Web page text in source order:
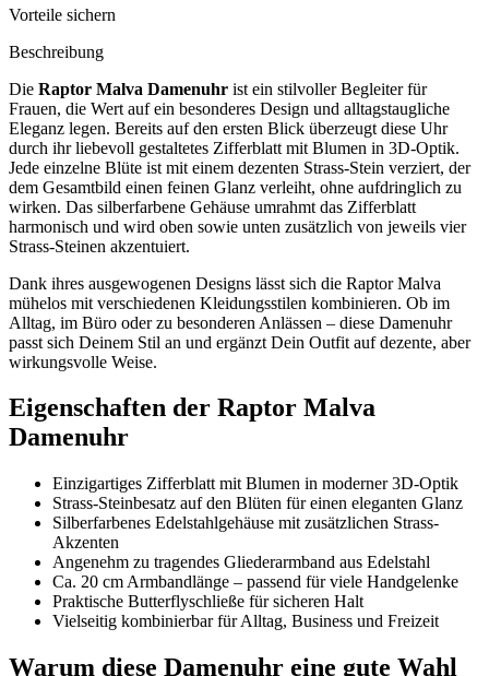
Vorteile sichern
Beschreibung
Die Raptor Malva Damenuhr ist ein stilvoller Begleiter für
Frauen, die Wert auf ein besonderes Design und alltagstaugliche
Eleganz legen. Bereits auf den ersten Blick überzeugt diese Uhr
durch ihr liebevoll gestaltetes Zifferblatt mit Blumen in 3D-Optik.
Jede einzelne Blüte ist mit einem dezenten Strass-Stein verziert, der
dem Gesamtbild einen feinen Glanz verleiht, ohne aufdringlich zu
wirken. Das silberfarbene Gehäuse umrahmt das Zifferblatt
harmonisch und wird oben sowie unten zusätzlich von jeweils vier
Strass-Steinen akzentuiert.
Dank ihres ausgewogenen Designs lässt sich die Raptor Malva
mühelos mit verschiedenen Kleidungsstilen kombinieren. Ob im
Alltag, im Büro oder zu besonderen Anlässen – diese Damenuhr
passt sich Deinem Stil an und ergänzt Dein Outfit auf dezente, aber
wirkungsvolle Weise.
Eigenschaften der Raptor Malva
Damenuhr
Einzigartiges Zifferblatt mit Blumen in moderner 3D-Optik
Strass-Steinbesatz auf den Blüten für einen eleganten Glanz
Silberfarbenes Edelstahlgehäuse mit zusätzlichen Strass-
Akzenten
Angenehm zu tragendes Gliederarmband aus Edelstahl
Ca. 20 cm Armbandlänge – passend für viele Handgelenke
Praktische Butterflyschließe für sicheren Halt
Vielseitig kombinierbar für Alltag, Business und Freizeit
Warum diese Damenuhr eine gute Wahl